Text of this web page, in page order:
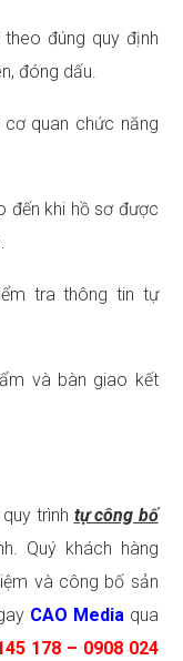
đúng quy định
đóng dấu.
quan chức năng
đến khi hồ sơ được
tra thông tin tự
và bàn giao kết
trình tự công bố
Quý khách hàng
và công bố sản
CAO Mediaqua
178 – 0908 024